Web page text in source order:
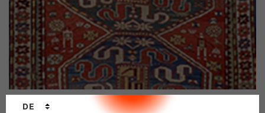
Januar 2020 - März 2023
Sprachwechsler
DE